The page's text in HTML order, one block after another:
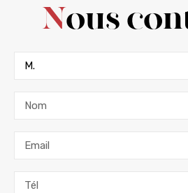
Nous